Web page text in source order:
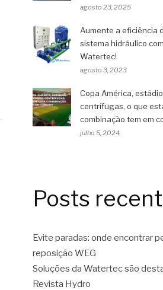
agosto 23, 2025
Aumente a eficiência
sistema hidráulico
Watertec!
agosto 3, 2023
Copa América,
centrífugas, o que
combinação tem em
julho 5, 2024
Posts
Evite paradas: onde encontrar
reposição WEG
Soluções da Watertec são
Revista Hydro